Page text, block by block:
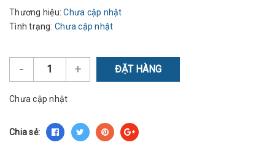
Thương hiệu: Chưa cập nhật
Tình trạng: Chưa cập nhật
- + ĐẶT HÀNG
Chưa cập nhật
Chia sẻ: